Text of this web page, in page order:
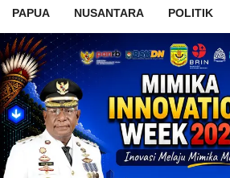
PAPUA NUSANTARA POLITIK